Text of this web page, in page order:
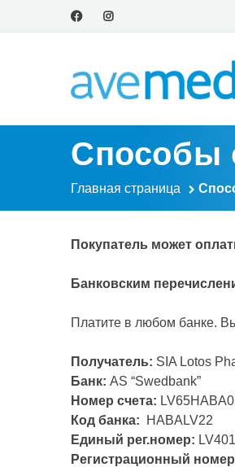
Способы
Главная страница
Покупатель может
Банковским
Платите в любом банке.
Получатель: SIA Lotos
Банк: AS “Swedbank”
Номер счета:
Код банка:
HABALV22
Единый рег.номер:
Регистрационный